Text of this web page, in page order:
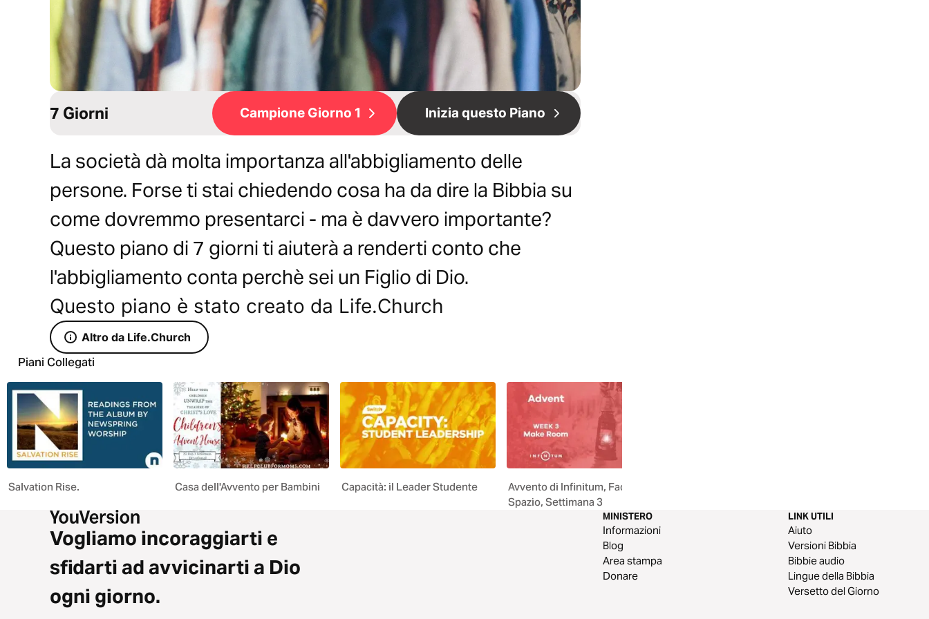
7 Giorni Campione Giorno 1 Inizia questo Piano
La società dà molta importanza all'abbigliamento delle
persone. Forse ti stai chiedendo cosa ha da dire la Bibbia su
come dovremmo presentarci - ma è davvero importante?
Questo piano di 7 giorni ti aiuterà a renderti conto che
l'abbigliamento conta perchè sei un Figlio di Dio.
Questo piano è stato creato da Life.Church
Altro da Life.Church
Piani Collegati
Salvation Rise. Casa dell'Avvento per Bambini Capacità: il Leader Studente
Avvento di Infinitum, Facciamo
Spazio, Settimana 3
Vogliamo incoraggiarti e
sfidarti ad avvicinarti a Dio
ogni giorno.
MINISTERO
Informazioni
Blog
Area stampa
Donare
LINK UTILI
Aiuto
Versioni Bibbia
Bibbie audio
Lingue della Bibbia
Versetto del Giorno